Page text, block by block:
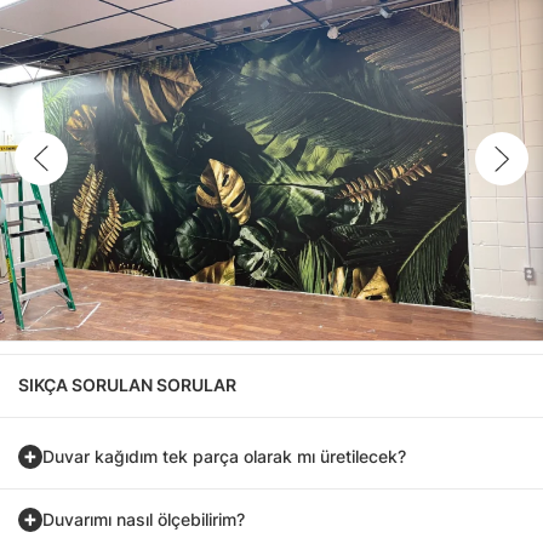
SIKÇA SORULAN SORULAR
Duvar kağıdım tek parça olarak mı üretilecek?
Duvarımı nasıl ölçebilirim?